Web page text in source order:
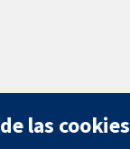
las cookies